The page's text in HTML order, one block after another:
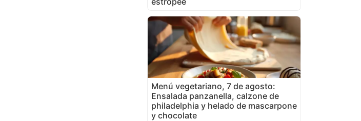
Menú vegetariano, 7 de agosto:
Ensalada panzanella, calzone de
philadelphia y helado de mascarpone
y chocolate